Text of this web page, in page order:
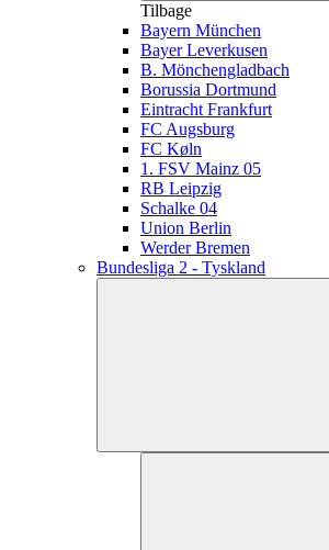
Tilbage
Bayern München
Bayer Leverkusen
B. Mönchengladbach
Borussia Dortmund
Eintracht Frankfurt
FC Augsburg
FC Køln
1. FSV Mainz 05
RB Leipzig
Schalke 04
Union Berlin
Werder Bremen
Bundesliga 2 - Tyskland